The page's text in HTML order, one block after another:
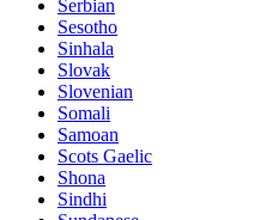
Serbian
Sesotho
Sinhala
Slovak
Slovenian
Somali
Samoan
Scots Gaelic
Shona
Sindhi